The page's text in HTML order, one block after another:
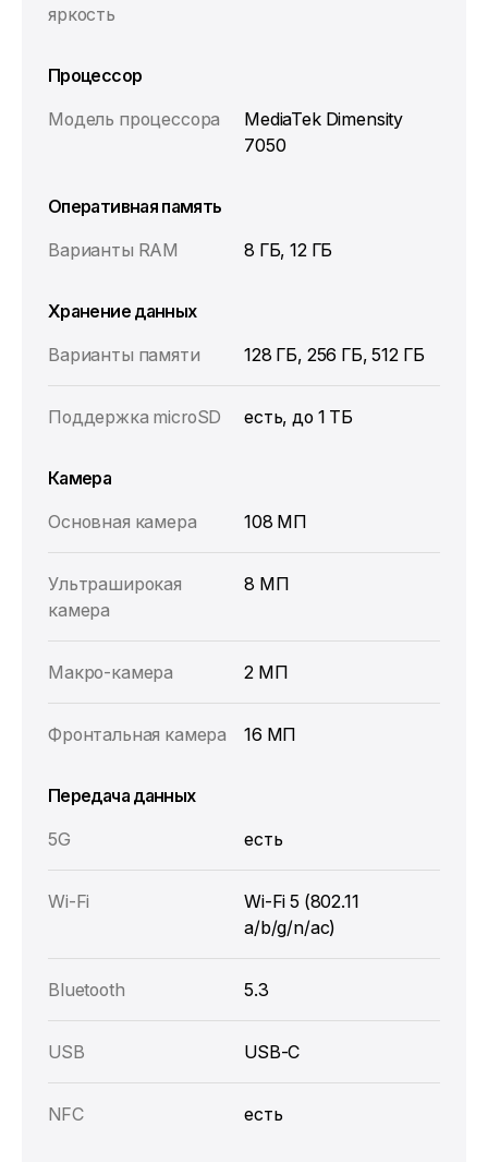
яркость
Процессор
Модель процессора
MediaTek Dimensity
7050
Оперативная память
Варианты RAM
8 ГБ, 12 ГБ
Хранение данных
Варианты памяти
128 ГБ, 256 ГБ, 512 ГБ
Поддержка microSD есть, до 1 ТБ
Камера
Основная камера
108 МП
Ультраширокая
камера
8 МП
Макро-камера 2 МП
Фронтальная камера 16 МП
Передача данных
5G
есть
Wi-Fi
Wi-Fi 5 (802.11
a/b/g/n/ac)
Bluetooth 5.3
USB USB-C
NFC есть